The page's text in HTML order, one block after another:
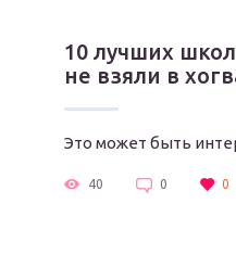
10 лучших
не взяли в
Это может быть
40 0 0